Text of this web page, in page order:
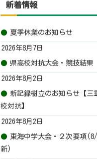
新着情報
夏季休業のお知らせ
2026年8月7日
県高校対抗大会・競技結果
2026年8月2日
新記録樹立のお知らせ【三
校対抗】
2026年8月2日
東海中学大会・２次要項
新)